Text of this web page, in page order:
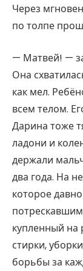
Через
по толпе
— Матвей! —
Она
как мел.
всем телом.
Дарина тоже
ладони и
держали
два года. На
которое
купленный на
стирки,
борьбы за